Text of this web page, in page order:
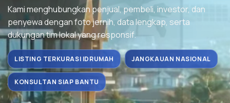
Kami menghubungkan penjual, pembeli, investor, dan
penyewa dengan foto jernih, data lengkap, serta
dukungan tim lokal yang responsif.
LISTING TERKURASI IDRUMAH JANGKAUAN NASIONAL
KONSULTAN SIAP BANTU